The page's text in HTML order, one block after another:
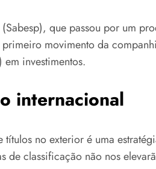
que passou por um
movimento da
investimentos.
internacional
no exterior é uma
classificação não nos